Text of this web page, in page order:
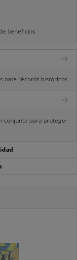
beneficios
bate récords históricos
conjunta para proteger